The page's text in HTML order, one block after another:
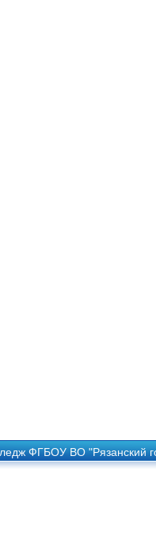
ФГБОУ ВО "Рязанский